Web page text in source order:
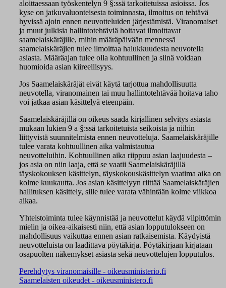
aloittaessaan työskentelyn 9 §:ssä tarkoitetuissa asioissa. Jos
kyse on jatkuvaluonteisesta toiminnasta, ilmoitus on tehtävä
hyvissä ajoin ennen neuvotteluiden järjestämistä. Viranomaiset
ja muut julkisia hallintotehtäviä hoitavat ilmoittavat
saamelaiskäräjille, mihin määräpäivään mennessä
saamelaiskäräjien tulee ilmoittaa halukkuudesta neuvotella
asiasta. Määräajan tulee olla kohtuullinen ja siinä voidaan
huomioida asian kiireellisyys.
Jos Saamelaiskäräjät eivät käytä tarjottua mahdollisuutta
neuvotella, viranomainen tai muu hallintotehtävää hoitava taho
voi jatkaa asian käsittelyä eteenpäin.
Saamelaiskäräjillä on oikeus saada kirjallinen selvitys asiasta
mukaan lukien 9 a §:ssä tarkoitetuista seikoista ja niihin
liittyvistä suunnitelmista ennen neuvotteluja. Saamelaiskäräjille
tulee varata kohtuullinen aika valmistautua
neuvotteluihin. Kohtuullinen aika riippuu asian laajuudesta –
jos asia on niin laaja, että se vaatii Saamelaiskäräjillä
täyskokouksen käsittelyn, täyskokouskäsittelyn vaatima aika on
kolme kuukautta. Jos asian käsittelyyn riittää Saamelaiskäräjien
hallituksen käsittely, sille tulee varata vähintään kolme viikkoa
aikaa.
Yhteistoiminta tulee käynnistää ja neuvottelut käydä vilpittömin
mielin ja oikea-aikaisesti niin, että asian lopputulokseen on
mahdollisuus vaikuttaa ennen asian ratkaisemista. Käydyistä
neuvotteluista on laadittava pöytäkirja. Pöytäkirjaan kirjataan
osapuolten näkemykset asiasta sekä neuvottelujen lopputulos.
Perehdytys viranomaisille - oikeusministerio.fi
Saamelaisten oikeudet - oikeusministero.fi